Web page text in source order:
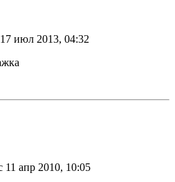
июл 2013, 04:32
11 апр 2010, 10:05